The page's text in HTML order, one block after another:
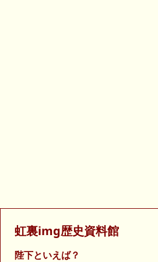
虹裏img歴史資料館
陛下といえば？